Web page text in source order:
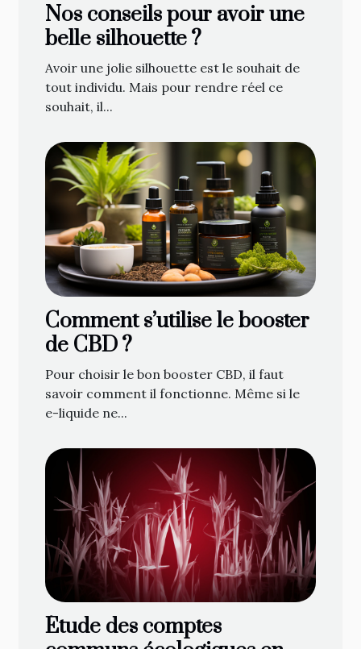
Nos conseils pour avoir une
belle silhouette ?
Avoir une jolie silhouette est le souhait de
tout individu. Mais pour rendre réel ce
souhait, il...
Comment s’utilise le booster
de CBD ?
Pour choisir le bon booster CBD, il faut
savoir comment il fonctionne. Même si le
e-liquide ne...
Étude des comptes